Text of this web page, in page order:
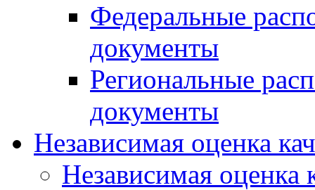
Федеральные
документы
Региональные
документы
Независимая оценка
Независимая оценка